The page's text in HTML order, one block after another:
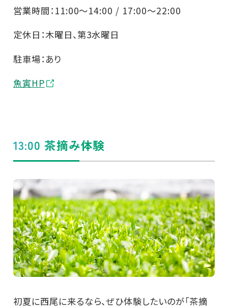
営業時間：11:00～14:00 / 17:00～22:00
定休日：木曜日、第3水曜日
駐車場：あり
魚寅HP
13:00 茶摘み体験
初夏に西尾に来るなら、ぜひ体験したいのが「茶摘